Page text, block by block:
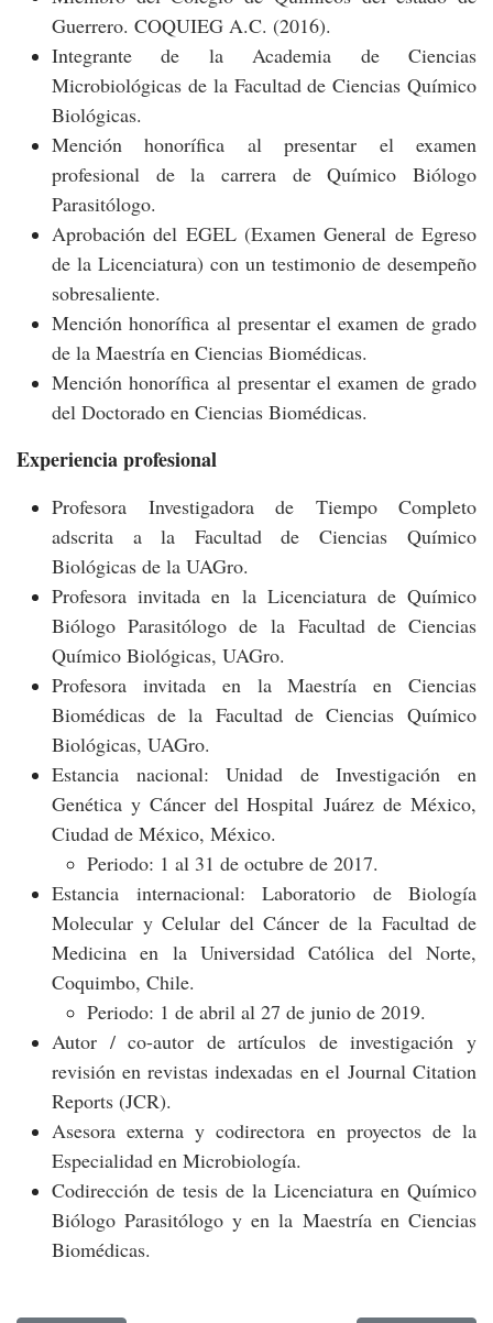
Guerrero. COQUIEG A.C. (2016).
Integrante de la Academia de Ciencias
Microbiológicas de la Facultad de Ciencias Químico
Biológicas.
Mención honorífica al presentar el examen
profesional de la carrera de Químico Biólogo
Parasitólogo.
Aprobación del EGEL (Examen General de Egreso
de la Licenciatura) con un testimonio de desempeño
sobresaliente.
Mención honorífica al presentar el examen de grado
de la Maestría en Ciencias Biomédicas.
Mención honorífica al presentar el examen de grado
del Doctorado en Ciencias Biomédicas.
Experiencia profesional
Profesora Investigadora de Tiempo Completo
adscrita a la Facultad de Ciencias Químico
Biológicas de la UAGro.
Profesora invitada en la Licenciatura de Químico
Biólogo Parasitólogo de la Facultad de Ciencias
Químico Biológicas, UAGro.
Profesora invitada en la Maestría en Ciencias
Biomédicas de la Facultad de Ciencias Químico
Biológicas, UAGro.
Estancia nacional: Unidad de Investigación en
Genética y Cáncer del Hospital Juárez de México,
Ciudad de México, México.
Periodo: 1 al 31 de octubre de 2017.
Estancia internacional: Laboratorio de Biología
Molecular y Celular del Cáncer de la Facultad de
Medicina en la Universidad Católica del Norte,
Coquimbo, Chile.
Periodo: 1 de abril al 27 de junio de 2019.
Autor / co-autor de artículos de investigación y
revisión en revistas indexadas en el Journal Citation
Reports (JCR).
Asesora externa y codirectora en proyectos de la
Especialidad en Microbiología.
Codirección de tesis de la Licenciatura en Químico
Biólogo Parasitólogo y en la Maestría en Ciencias
Biomédicas.